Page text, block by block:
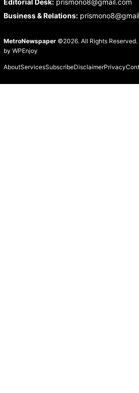
Business & Relations:
MetroNewspaper©2026. All Rights Reserved.
by WPEnjoy
AboutServicesSubscribeDisclaimerPrivacy